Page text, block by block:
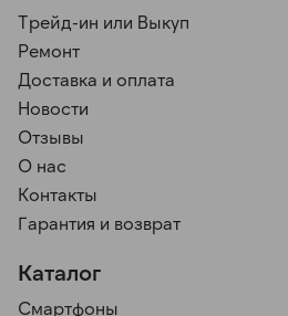
Трейд-ин или Выкуп
Ремонт
Доставка и оплата
Новости
Отзывы
О нас
Контакты
Гарантия и возврат
Каталог
Смартфоны